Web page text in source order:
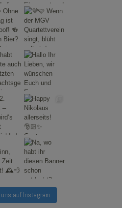
uns auf Instagram